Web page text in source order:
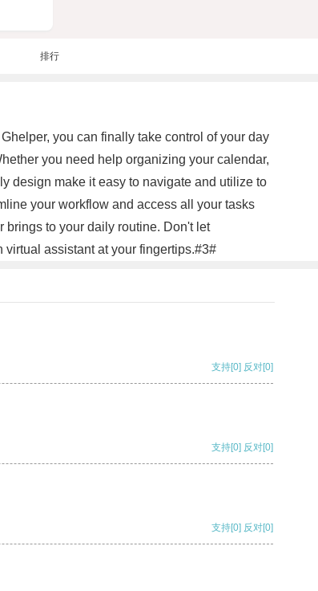
排行
you can finally take control of your day
you need help organizing your calendar,
design make it easy to navigate and utilize to
your workflow and access all your tasks
to your daily routine. Don't let
assistant at your fingertips.#3#
支持[0] 反对[0]
支持[0] 反对[0]
支持[0] 反对[0]